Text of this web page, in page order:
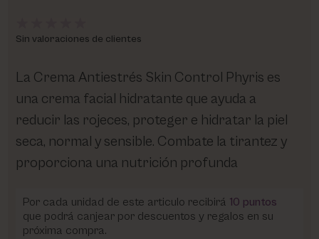
Sin valoraciones de clientes
La Crema Antiestrés Skin Control Phyris es
una crema facial hidratante que ayuda a
reducir las rojeces, proteger e hidratar la piel
seca, normal y sensible. Combate la tirantez y
proporciona una nutrición profunda
Por cada unidad de este articulo recibirá 10 puntos
que podrá canjear por descuentos y regalos en su
próxima compra.